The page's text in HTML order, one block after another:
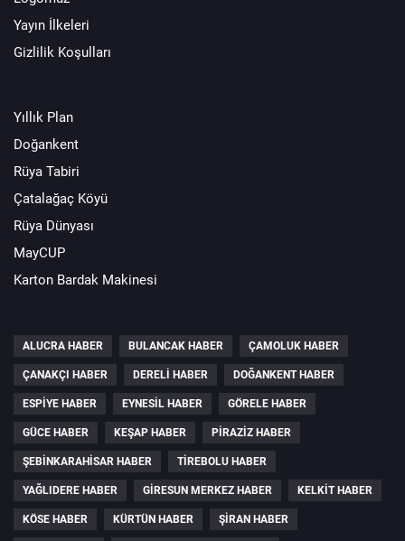
Yayın İlkeleri
Gizlilik Koşulları
Yıllık Plan
Doğankent
Rüya Tabiri
Çatalağaç Köyü
Rüya Dünyası
MayCUP
Karton Bardak Makinesi
ALUCRA HABER BULANCAK HABER ÇAMOLUK HABER
ÇANAKÇI HABER DERELI HABER DOĞANKENT HABER
ESPIYE HABER EYNESIL HABER GÖRELE HABER
GÜCE HABER KEŞAP HABER PIRAZIZ HABER
ŞEBINKARAHISAR HABER TIREBOLU HABER
YAĞLIDERE HABER GIRESUN MERKEZ HABER KELKIT HABER
KÖSE HABER KÜRTÜN HABER ŞIRAN HABER